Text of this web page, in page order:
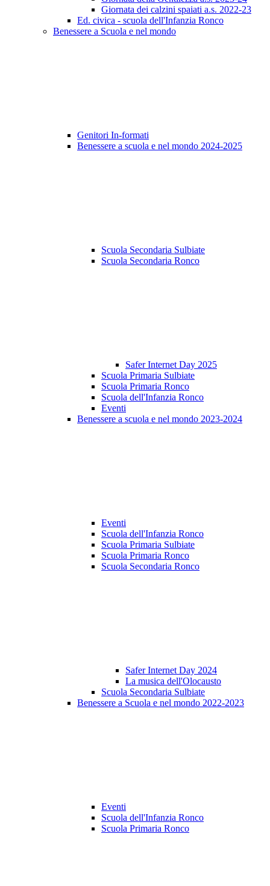
Giornata dei calzini spaiati a.s. 2022-23
Ed. civica - scuola dell'Infanzia Ronco
Benessere a Scuola e nel mondo
Genitori In-formati
Benessere a scuola e nel mondo 2024-2025
Scuola Secondaria Sulbiate
Scuola Secondaria Ronco
Safer Internet Day 2025
Scuola Primaria Sulbiate
Scuola Primaria Ronco
Scuola dell'Infanzia Ronco
Eventi
Benessere a scuola e nel mondo 2023-2024
Eventi
Scuola dell'Infanzia Ronco
Scuola Primaria Sulbiate
Scuola Primaria Ronco
Scuola Secondaria Ronco
Safer Internet Day 2024
La musica dell'Olocausto
Scuola Secondaria Sulbiate
Benessere a Scuola e nel mondo 2022-2023
Eventi
Scuola dell'Infanzia Ronco
Scuola Primaria Ronco